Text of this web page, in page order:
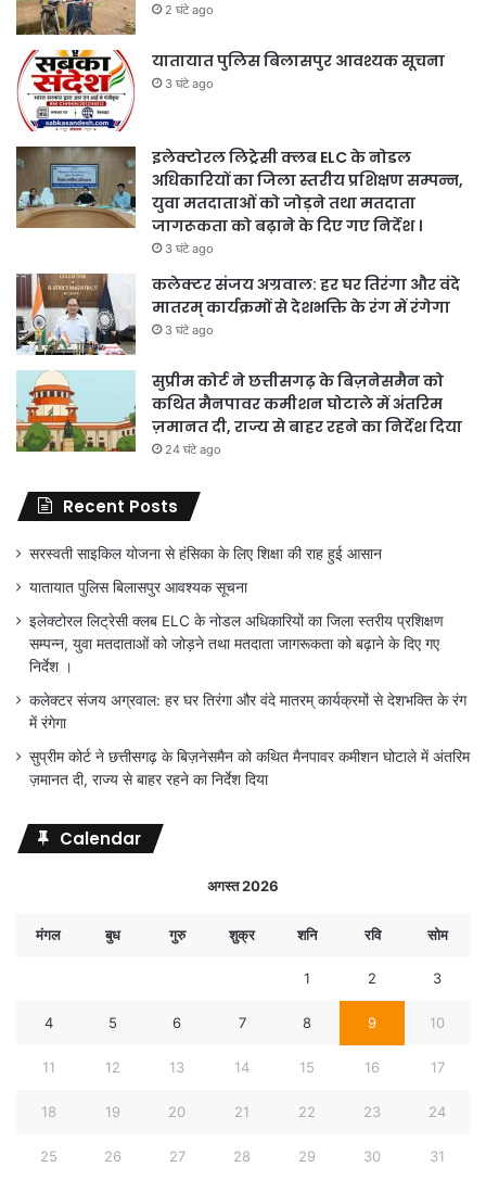
2 घंटे ago
यातायात पुलिस बिलासपुर आवश्यक सूचना
3 घंटे ago
इलेक्टोरल लिट्रेसी क्लब ELC के नोडल
अधिकारियों का जिला स्तरीय प्रशिक्षण सम्पन्न,
युवा मतदाताओं को जोड़ने तथा मतदाता
जागरूकता को बढ़ाने के दिए गए निर्देश ।
3 घंटे ago
कलेक्टर संजय अग्रवाल: हर घर तिरंगा और वंदे
मातरम् कार्यक्रमों से देशभक्ति के रंग में रंगेगा
3 घंटे ago
सुप्रीम कोर्ट ने छत्तीसगढ़ के बिज़नेसमैन को
कथित मैनपावर कमीशन घोटाले में अंतरिम
ज़मानत दी, राज्य से बाहर रहने का निर्देश दिया
24 घंटे ago
Recent Posts
सरस्वती साइकिल योजना से हंसिका के लिए शिक्षा की राह हुई आसान
यातायात पुलिस बिलासपुर आवश्यक सूचना
इलेक्टोरल लिट्रेसी क्लब ELC के नोडल अधिकारियों का जिला स्तरीय प्रशिक्षण
सम्पन्न, युवा मतदाताओं को जोड़ने तथा मतदाता जागरूकता को बढ़ाने के दिए गए
निर्देश ।
कलेक्टर संजय अग्रवाल: हर घर तिरंगा और वंदे मातरम् कार्यक्रमों से देशभक्ति के रंग
में रंगेगा
सुप्रीम कोर्ट ने छत्तीसगढ़ के बिज़नेसमैन को कथित मैनपावर कमीशन घोटाले में अंतरिम
ज़मानत दी, राज्य से बाहर रहने का निर्देश दिया
Calendar
अगस्त 2026
मंगल बुध गुरु शुक्र शनि रवि सोम
1 2 3
4 5 6 7 8 9 10
11 12 13 14 15 16 17
18 19 20 21 22 23 24
25 26 27 28 29 30 31